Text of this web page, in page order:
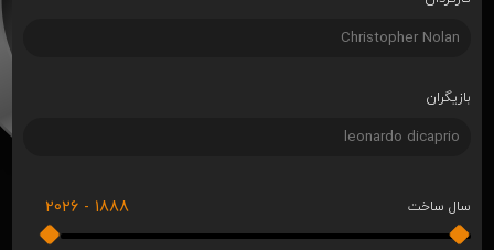
بازیگران
سال ساخت 1888
-
2026